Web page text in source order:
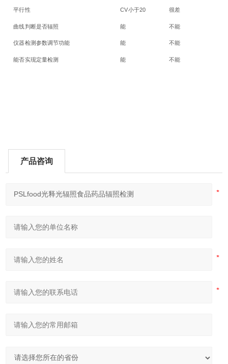
平行性 CV小于20 很差
曲线判断是否辐照 能 不能
仪器检测参数调节功能 能 不能
能否实现定量检测 能 不能
产品咨询